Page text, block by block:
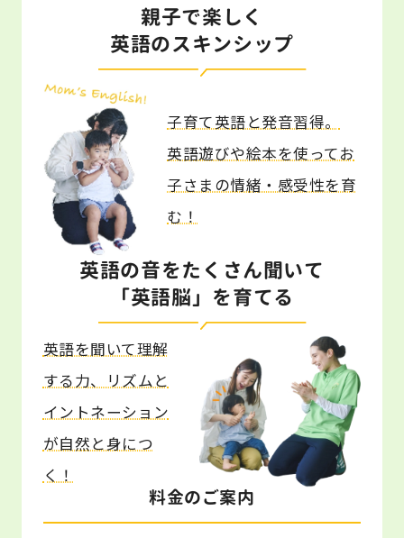
親子で楽しく
英語のスキンシップ
子育て英語と発音習得。
英語遊びや絵本を使ってお
子さまの情緒・感受性を育
む！
英語の音をたくさん聞いて
「英語脳」を育てる
英語を聞いて理解
する力、リズムと
イントネーション
が自然と身につ
く！
料金のご案内